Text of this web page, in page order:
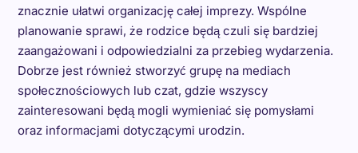
znacznie ułatwi organizację całej imprezy. Wspólne
planowanie sprawi, że rodzice będą czuli się bardziej
zaangażowani i odpowiedzialni za przebieg wydarzenia.
Dobrze jest również stworzyć grupę na mediach
społecznościowych lub czat, gdzie wszyscy
zainteresowani będą mogli wymieniać się pomysłami
oraz informacjami dotyczącymi urodzin.